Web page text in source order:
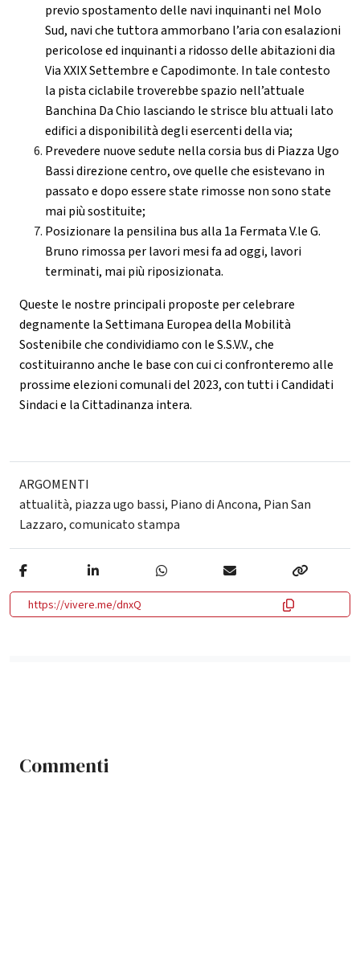
previo spostamento delle navi inquinanti nel Molo
Sud, navi che tuttora ammorbano l’aria con esalazioni
pericolose ed inquinanti a ridosso delle abitazioni dia
Via XXIX Settembre e Capodimonte. In tale contesto
la pista ciclabile troverebbe spazio nell’attuale
Banchina Da Chio lasciando le strisce blu attuali lato
edifici a disponibilità degli esercenti della via;
Prevedere nuove sedute nella corsia bus di Piazza Ugo
Bassi direzione centro, ove quelle che esistevano in
passato e dopo essere state rimosse non sono state
mai più sostituite;
Posizionare la pensilina bus alla 1a Fermata V.le G.
Bruno rimossa per lavori mesi fa ad oggi, lavori
terminati, mai più riposizionata.
Queste le nostre principali proposte per celebrare
degnamente la Settimana Europea della Mobilità
Sostenibile che condividiamo con le S.S.V.V., che
costituiranno anche le base con cui ci confronteremo alle
prossime elezioni comunali del 2023, con tutti i Candidati
Sindaci e la Cittadinanza intera.
ARGOMENTI
attualità, piazza ugo bassi, Piano di Ancona, Pian San
Lazzaro,comunicato stampa
https://vivere.me/dnxQ
Commenti